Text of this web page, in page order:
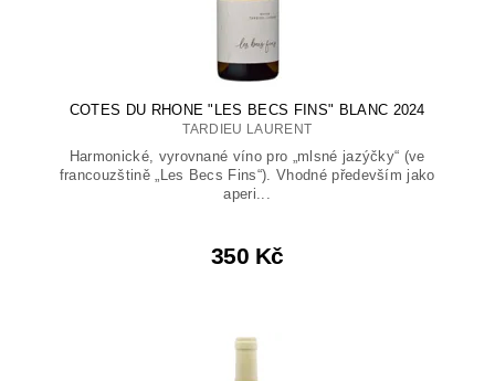
COTES DU RHONE "LES BECS FINS" BLANC 2024
TARDIEU LAURENT
Harmonické, vyrovnané víno pro „mlsné jazýčky“ (ve
francouzštině „Les Becs Fins“). Vhodné především jako
aperi...
350 Kč